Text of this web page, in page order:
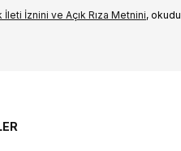
İzni‌ni ve Açık Rıza Metni‌ni,